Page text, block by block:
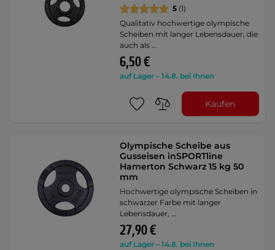
5 (1)
Qualitativ hochwertige olympische
Scheiben mit langer Lebensdauer, die
auch als …
6,50 €
auf Lager – 14.8. bei Ihnen
Kaufen
Olympische Scheibe aus
Gusseisen inSPORTline
Hamerton Schwarz 15 kg 50
mm
Hochwertige olympische Scheiben in
schwarzer Farbe mit langer
Lebensdauer, …
27,90 €
auf Lager – 14.8. bei Ihnen